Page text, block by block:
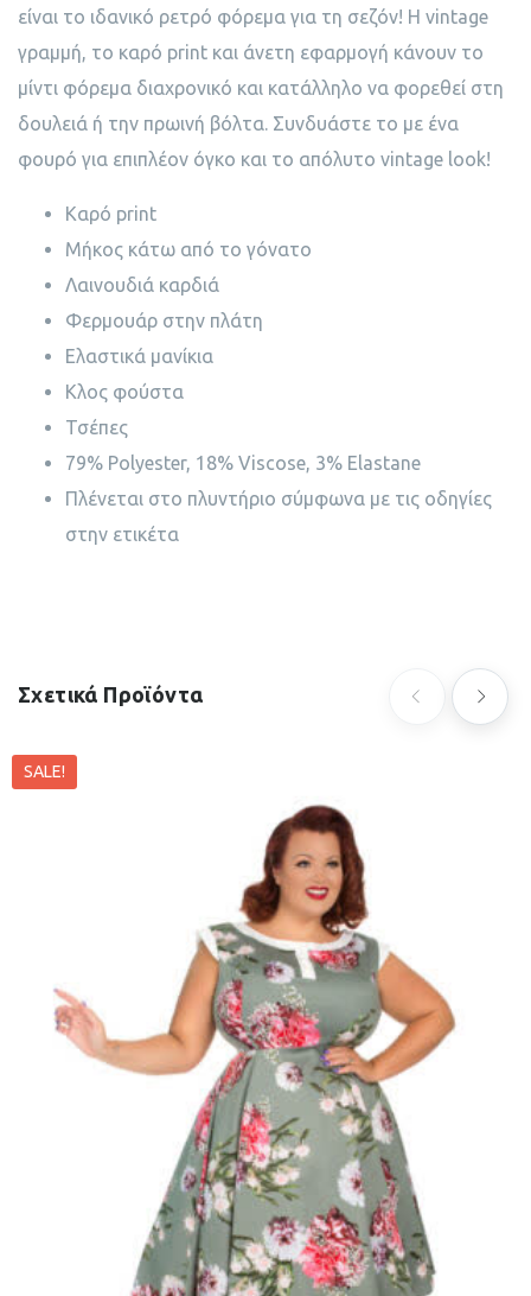
είναι το ιδανικό ρετρό φόρεμα για τη σεζόν! Η vintage
γραμμή, το καρό print και άνετη εφαρμογή κάνουν το
μίντι φόρεμα διαχρονικό και κατάλληλο να φορεθεί στη
δουλειά ή την πρωινή βόλτα. Συνδυάστε το με ένα
φουρό για επιπλέον όγκο και το απόλυτο vintage look!
Καρό print
Μήκος κάτω από το γόνατο
Λαινουδιά καρδιά
Φερμουάρ στην πλάτη
Ελαστικά μανίκια
Κλος φούστα
Τσέπες
79% Polyester, 18% Viscose, 3% Elastane
Πλένεται στο πλυντήριο σύμφωνα με τις οδηγίες
στην ετικέτα
Σχετικά Προϊόντα
SALE!